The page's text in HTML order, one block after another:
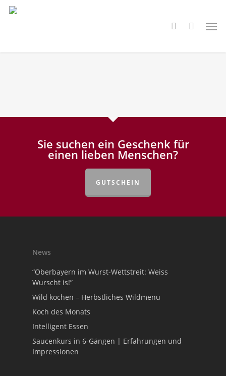
Skip
search
Sie suchen ein Geschenk für
einen lieben Menschen?
GUTSCHEIN
News
“Oberbayern im Wurst-Wettstreit: Weiss
Wurscht is!”
Wild kochen – Herbstliches Wildmenü
Koch des Monats
Intelligent Essen
Saucenkurs in 6-Gängen | Erfahrungen und
Impressionen